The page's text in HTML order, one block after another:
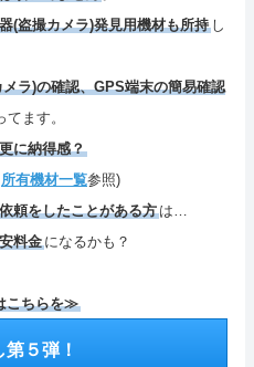
(盗撮カメラ)発見用機材も所持 し
ラ)の確認、GPS端末の簡易確認
てます。
に納得感？
所有機材一覧参照)
頼をしたことがある方 は…
料金 になるかも？
こちらを≫
第５弾！